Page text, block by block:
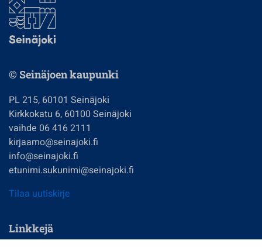
© Seinäjoen kaupunki
PL 215, 60101 Seinäjoki
Kirkkokatu 6, 60100 Seinäjoki
vaihde 06 416 2111
kirjaamo@seinajoki.fi
info@seinajoki.fi
etunimi.sukunimi@seinajoki.fi
Tilaa uutiskirje
Linkkejä